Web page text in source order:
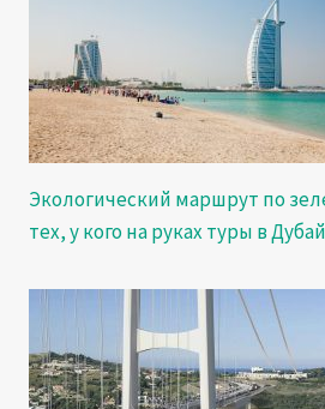
Экологический маршрут по
тех, у кого на руках туры в